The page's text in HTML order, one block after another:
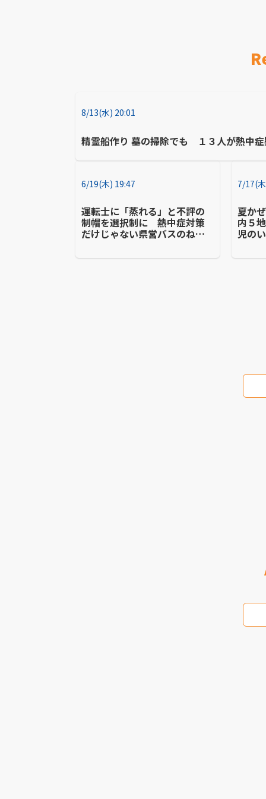
8/13(水) 20:01
精霊船作り 墓の掃除でも １３人が熱中
6/19(木) 19:47
運転士に「蒸れる」と不評の
制帽を選択制に 熱中症対策
だけじゃない県営バスのねら
7/17(
夏か
内５
児の